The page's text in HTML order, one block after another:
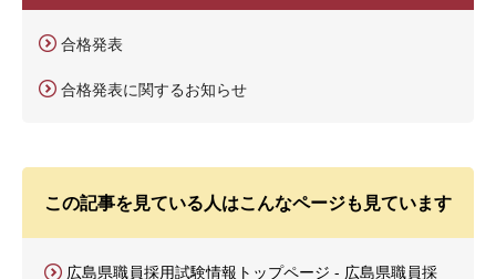
合格発表
合格発表に関するお知らせ
この記事を見ている人はこんなページも見ています
広島県職員採用試験情報トップページ - 広島県職員採